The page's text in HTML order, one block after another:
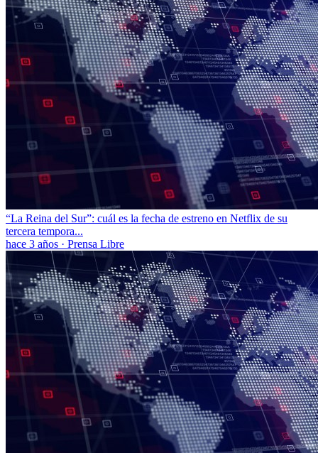
“La Reina del Sur”: cuál es la fecha de estreno en Netflix de su
tercera tempora...
hace 3 años · Prensa Libre